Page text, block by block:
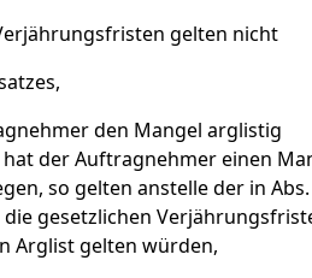
gelten nicht
den Mangel arglistig
der Auftragnehmer einen
so gelten anstelle der in
gesetzlichen
Arglist gelten würden,